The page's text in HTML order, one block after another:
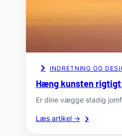
INDRETNING OG
Hæng kunsten
Er dine vægge stadig
Læs artikel →: